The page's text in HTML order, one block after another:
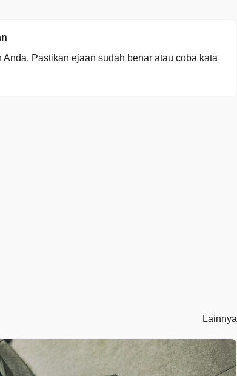
Pastikan ejaan sudah benar atau coba kata
Lainnya